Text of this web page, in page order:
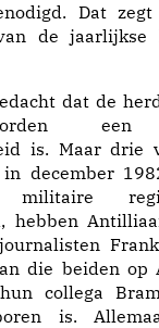
Dat
de jaarlijkse
dat de
een
is. Maar drie
december
hebben
die beiden op
collega
is.